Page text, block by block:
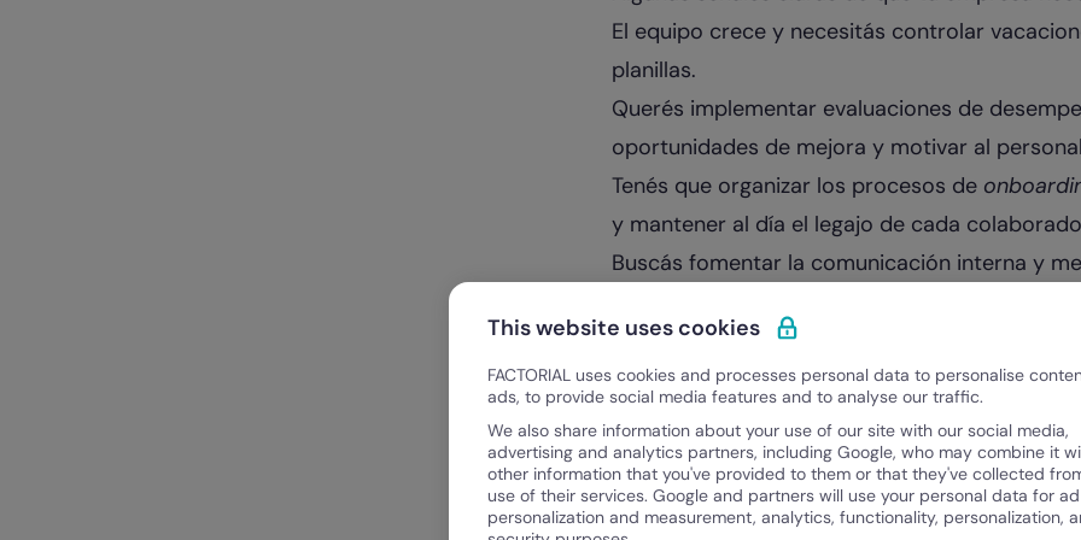
El equipo crece y necesitás controlar
planillas.
Querés implementar evaluaciones de
oportunidades de mejora y motivar al
Tenés que organizar los procesos de
y mantener al día el legajo de cada
Buscás fomentar la comunicación interna y
En estos casos, seguir usando una
contabilidad puede frenar el desarrollo del
apostar por una solución integral de Recursos
¿Qué debe ofrecer un
Humanos?
This website uses cookies
FACTORIAL uses cookies and processes personal data to personalise
ads, to provide social media features and to analyse our traffic.
We also share information about your use of our site with our social media,
advertising and analytics partners, including Google, who may combine it
other information that you've provided to them or that they've collected
use of their services. Google and partners will use your personal data for ad
personalization and measurement, analytics, functionality, personalization,